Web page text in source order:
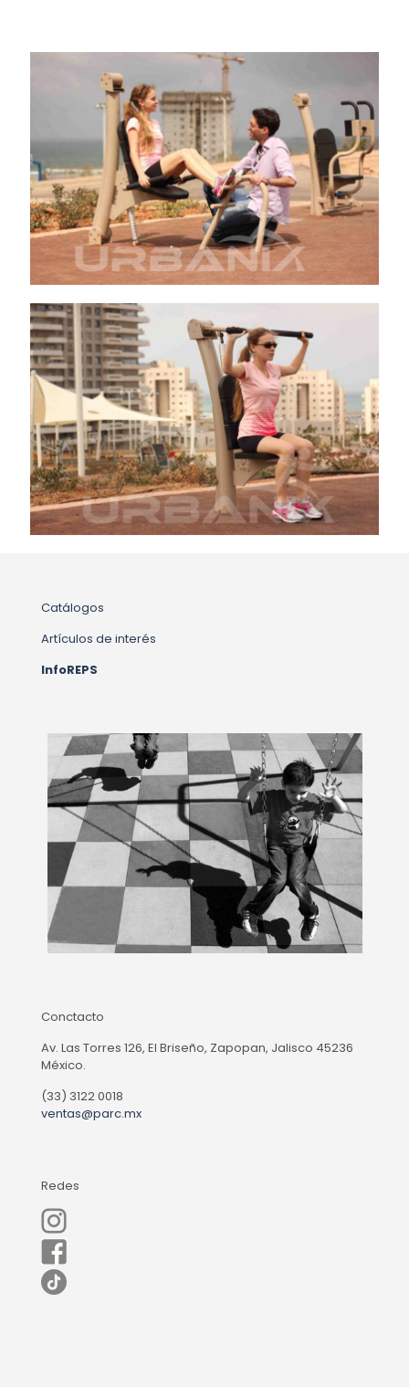
Catálogos
Artículos de interés
InfoREPS
Conctacto
Av. Las Torres 126, El Briseño, Zapopan, Jalisco 45236
México.
(33) 3122 0018
ventas@parc.mx
Redes